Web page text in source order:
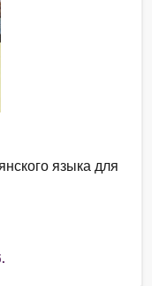
языка для